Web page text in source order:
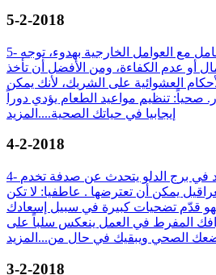
5-2-2018
5- مهنياً: لا تحسم أمراً وتعامل مع العوامل الخارجية بهدوء، توجه
أو عدم الكفاءة، ومن الأفضل أن تأخذ
العشوائية على الشريك، لأنك يمكن
صحياً: تنظيم مواعيد الطعام يؤدي دوراً
إيجابيا في حياتك الصحية.... المزيد
4-2-2018
4- مهنياً: القمر الجديد في برج الدلو يتحدث عن صدفة تخدم
يمكن أن تعترضها . عاطفيا: لا تكن
فهو قدّم تضحيات كبيرة في سبيل إسعادك
المفرط في العمل ينعكس سلباً على
الصحي ويبقيك في حال من... المزيد
3-2-2018